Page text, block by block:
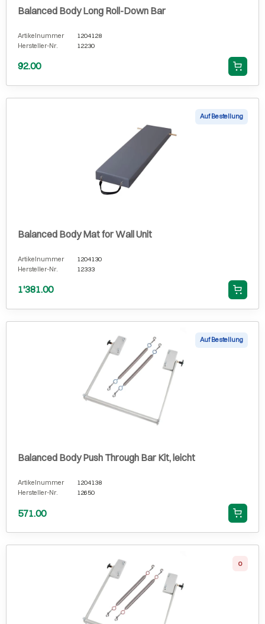
Balanced Body Long Roll-Down Bar
Artikelnummer
1204128
Hersteller-Nr.
12230
92.00
Auf Bestellung
Balanced Body Mat for Wall Unit
Artikelnummer
1204130
Hersteller-Nr.
12333
1'381.00
Auf Bestellung
Balanced Body Push Through Bar Kit, leicht
Artikelnummer
1204138
Hersteller-Nr.
12650
571.00
0